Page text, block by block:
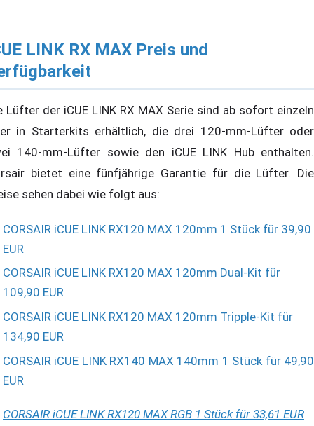
LINK RX MAX Preis und
Lüfter der iCUE LINK RX MAX Serie sind ab sofort einzeln
in Starterkits erhältlich, die drei 120-mm-Lüfter oder
140-mm-Lüfter sowie den iCUE LINK Hub enthalten.
bietet eine fünfjährige Garantie für die Lüfter. Die
sehen dabei wie folgt aus:
CORSAIR iCUE LINK RX120 MAX 120mm 1 Stück für 39,90
EUR
CORSAIR iCUE LINK RX120 MAX 120mm Dual-Kit für
109,90 EUR
CORSAIR iCUE LINK RX120 MAX 120mm Tripple-Kit für
134,90 EUR
CORSAIR iCUE LINK RX140 MAX 140mm 1 Stück für 49,90
EUR
CORSAIR iCUE LINK RX120 MAX RGB 1 Stück für 33,61 EUR